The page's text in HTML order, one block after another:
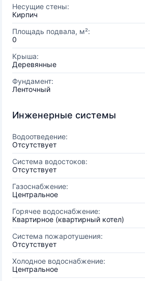
Несущие стены:
Кирпич
Площадь подвала, м²:
0
Крыша:
Деревянные
Фундамент:
Ленточный
Инженерные системы
Водоотведение:
Отсутствует
Система водостоков:
Отсутствует
Газоснабжение:
Центральное
Горячее водоснабжение:
Квартирное (квартирный котел)
Система пожаротушения:
Отсутствует
Холодное водоснабжение:
Центральное